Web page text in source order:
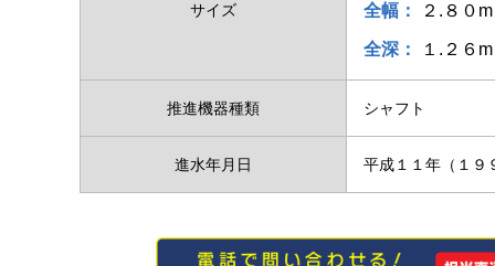
サイズ 全幅： ２.８０m
全深： １.２６m
推進機器種類 シャフト
進水年月日 平成１１年（１９